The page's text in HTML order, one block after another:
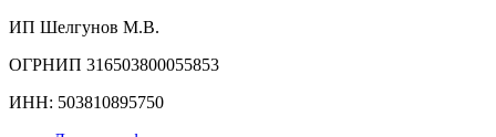
ИП Шелгунов М.В.
ОГРНИП 316503800055853
ИНН: 503810895750